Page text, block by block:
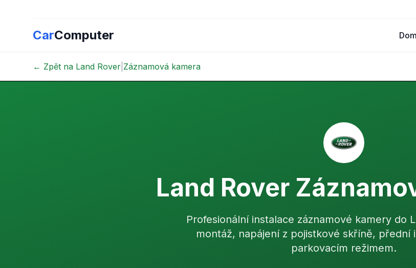
CarComputer
← Zpět na Land Rover Záznamová kamera
Land Rover
Profesionální instalace záznamové kamery do
montáž, napájení z pojistkové skříně, přední
parkovacím režimem.